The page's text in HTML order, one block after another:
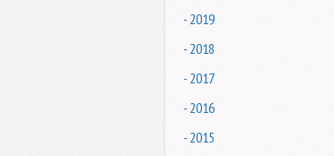
- 2019
- 2018
- 2017
- 2016
- 2015